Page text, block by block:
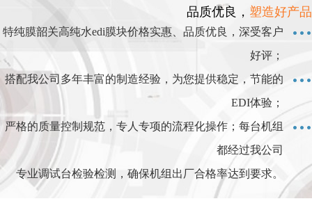
品质优良， 塑造好产品
特纯膜韶关高纯水edi膜块价格实惠、品质优良，深受客户
好评；
搭配我公司多年丰富的制造经验，为您提供稳定，节能的
EDI体验；
严格的质量控制规范，专人专项的流程化操作；每台机组
都经过我公司
专业调试台检验检测，确保机组出厂合格率达到要求。